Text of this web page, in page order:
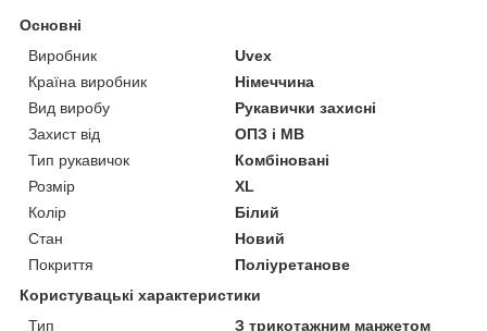
Основні
Виробник
Uvex
Країна виробник
Німеччина
Вид виробу
Рукавички захисні
Захист від
ОПЗ і МВ
Тип рукавичок
Комбіновані
Розмір
XL
Колір
Білий
Стан
Новий
Покриття
Поліуретанове
Користувацькі характеристики
Тип
З трикотажним манжетом